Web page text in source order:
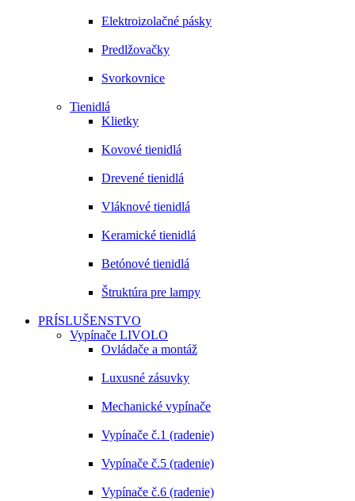
Elektroizolačné pásky
Predlžovačky
Svorkovnice
Tienidlá
Klietky
Kovové tienidlá
Drevené tienidlá
Vláknové tienidlá
Keramické tienidlá
Betónové tienidlá
Štruktúra pre lampy
PRÍSLUŠENSTVO
Vypínače LIVOLO
Ovládače a montáž
Luxusné zásuvky
Mechanické vypínače
Vypínače č.1 (radenie)
Vypínače č.5 (radenie)
Vypínače č.6 (radenie)